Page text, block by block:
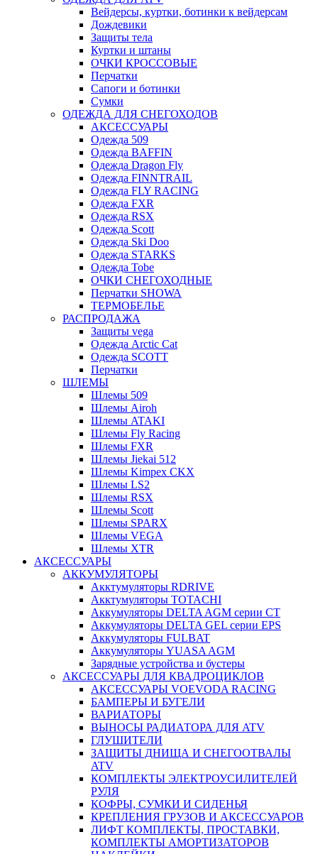
Вейдерсы, куртки, ботинки к вейдерсам
Дождевики
Защиты тела
Куртки и штаны
ОЧКИ КРОССОВЫЕ
Перчатки
Сапоги и ботинки
Сумки
ОДЕЖДА ДЛЯ СНЕГОХОДОВ
АКСЕССУАРЫ
Одежда 509
Одежда BAFFIN
Одежда Dragon Fly
Одежда FINNTRAIL
Одежда FLY RACING
Одежда FXR
Одежда RSX
Одежда Scott
Одежда Ski Doo
Одежда STARKS
Одежда Tobe
ОЧКИ СНЕГОХОДНЫЕ
Перчатки SHOWA
ТЕРМОБЕЛЬЕ
РАСПРОДАЖА
Защиты vega
Одежда Arctic Cat
Одежда SCOTT
Перчатки
ШЛЕМЫ
Шлемы 509
Шлемы Airoh
Шлемы ATAKI
Шлемы Fly Racing
Шлемы FXR
Шлемы Jiekai 512
Шлемы Kimpex CKX
Шлемы LS2
Шлемы RSX
Шлемы Scott
Шлемы SPARX
Шлемы VEGA
Шлемы XTR
АКСЕССУАРЫ
АККУМУЛЯТОРЫ
Акктумуляторы RDRIVE
Акктумуляторы TOTACHI
Аккумуляторы DELTA AGM серии CT
Аккумуляторы DELTA GEL серии EPS
Аккумуляторы FULBAT
Аккумуляторы YUASA AGM
Зарядные устройства и бустеры
АКСЕССУАРЫ ДЛЯ КВАДРОЦИКЛОВ
АКСЕССУАРЫ VOEVODA RACING
БАМПЕРЫ И БУГЕЛИ
ВАРИАТОРЫ
ВЫНОСЫ РАДИАТОРА ДЛЯ ATV
ГЛУШИТЕЛИ
ЗАЩИТЫ ДНИЩА И СНЕГООТВАЛЫ
ATV
КОМПЛЕКТЫ ЭЛЕКТРОУСИЛИТЕЛЕЙ
РУЛЯ
КОФРЫ, СУМКИ И СИДЕНЬЯ
КРЕПЛЕНИЯ ГРУЗОВ И АКСЕССУАРОВ
ЛИФТ КОМПЛЕКТЫ, ПРОСТАВКИ,
КОМПЛЕКТЫ АМОРТИЗАТОРОВ